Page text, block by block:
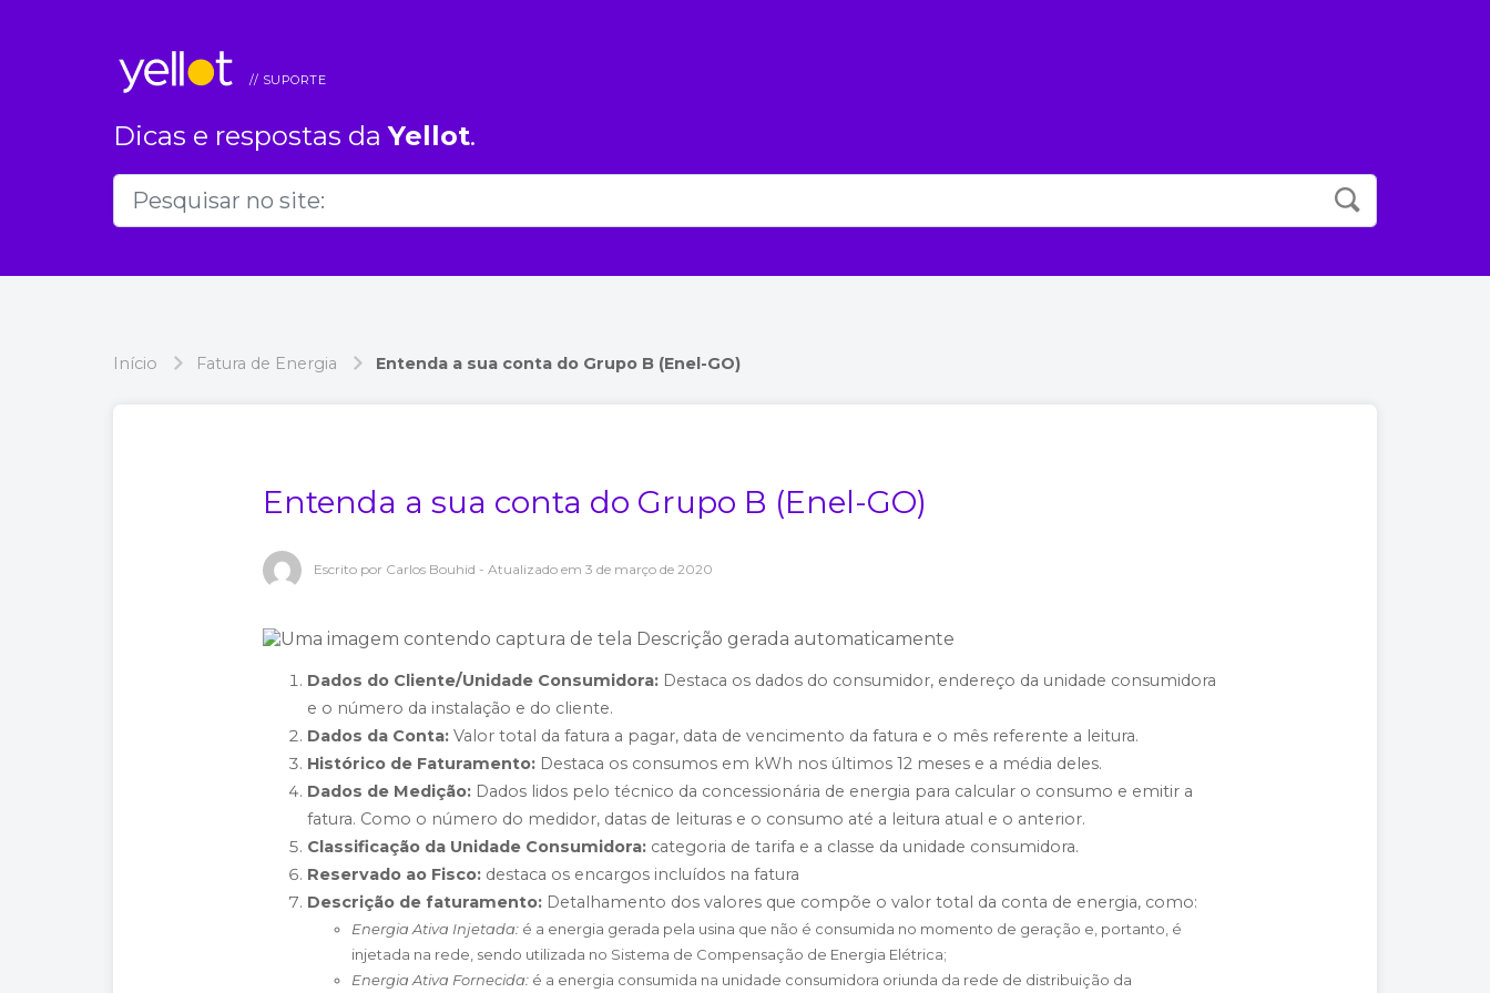
Dicas e respostas daYellot.
Início Fatura de Energia Entenda a sua conta do Grupo B (Enel-GO)
Entenda a sua conta do Grupo B (Enel-GO)
Escrito por Carlos Bouhid - Atualizado em 3 de março de 2020
Dados do Cliente/Unidade Consumidora: Destaca os dados do consumidor, endereço da unidade consumidora
e o número da instalação e do cliente.
Dados da Conta: Valor total da fatura a pagar, data de vencimento da fatura e o mês referente a leitura.
Histórico de Faturamento: Destaca os consumos em kWh nos últimos 12 meses e a média deles.
Dados de Medição: Dados lidos pelo técnico da concessionária de energia para calcular o consumo e emitir a
fatura. Como o número do medidor, datas de leituras e o consumo até a leitura atual e o anterior.
Classificação da Unidade Consumidora: categoria de tarifa e a classe da unidade consumidora.
Reservado ao Fisco: destaca os encargos incluídos na fatura
Descrição de faturamento: Detalhamento dos valores que compõe o valor total da conta de energia, como:
Energia Ativa Injetada: é a energia gerada pela usina que não é consumida no momento de geração e, portanto, é
injetada na rede, sendo utilizada no Sistema de Compensação de Energia Elétrica;
Energia Ativa Fornecida: é a energia consumida na unidade consumidora oriunda da rede de distribuição da